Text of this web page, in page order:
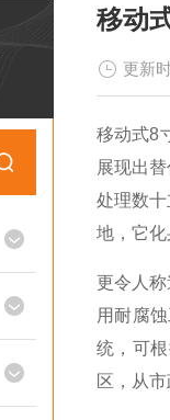
移动
更新
移动式8
展现出
处理数
地，它
更令人
用耐腐
统，可
区，从